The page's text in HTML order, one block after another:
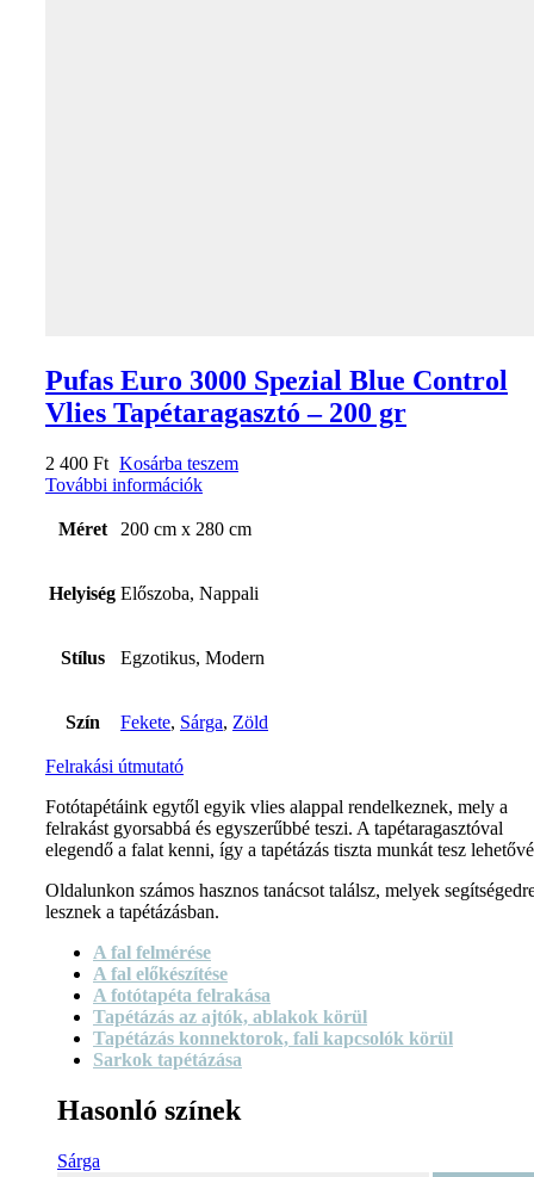
Pufas Euro 3000 Spezial Blue Control
Vlies Tapétaragasztó – 200 gr
2 400 Ft Kosárba teszem
További információk
Méret 200 cm x 280 cm
Helyiség Előszoba, Nappali
Stílus Egzotikus, Modern
Szín Fekete, Sárga, Zöld
Felrakási útmutató
Fotótapétáink egytől egyik vlies alappal rendelkeznek, mely a
felrakást gyorsabbá és egyszerűbbé teszi. A tapétaragasztóval
elegendő a falat kenni, így a tapétázás tiszta munkát tesz
Oldalunkon számos hasznos tanácsot találsz, melyek
lesznek a tapétázásban.
A fal felmérése
A fal előkészítése
A fotótapéta felrakása
Tapétázás az ajtók, ablakok körül
Tapétázás konnektorok, fali kapcsolók körül
Sarkok tapétázása
Hasonló színek
Sárga